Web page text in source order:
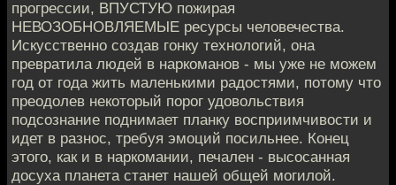
прогрессии, ВПУСТУЮ пожирая
НЕВОЗОБНОВЛЯЕМЫЕ ресурсы человечества.
Искусственно создав гонку технологий, она
превратила людей в наркоманов - мы уже не можем
год от года жить маленькими радостями, потому что
преодолев некоторый порог удовольствия
подсознание поднимает планку восприимчивости и
идет в разнос, требуя эмоций посильнее. Конец
этого, как и в наркомании, печален - высосанная
досуха планета станет нашей общей могилой.